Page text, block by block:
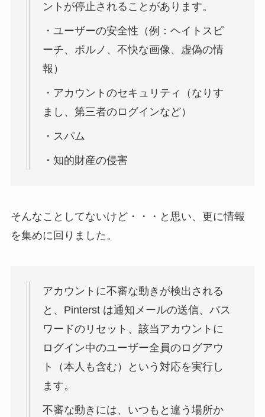
ントが停止されることがあります。
・ユーザーの安全性（例：ヘイトスピ
ーチ、ポルノ、不快な画像、虚偽の情
報）
・アカウントのセキュリティ（なりす
まし、第三者のログインなど）
・スパム
・知的財産の侵害
そんなことしてないけど・・・と思い、更に情報
を集めに回りました。
アカウントに不審な動きが検出される
と、Pinterst は通知メールの送信、パス
ワードのリセット、該当アカウントに
ログイン中のユーザー全員のログアウ
ト（本人も含む）という対応を実行し
ます。
不審な動きには、いつもと違う場所か